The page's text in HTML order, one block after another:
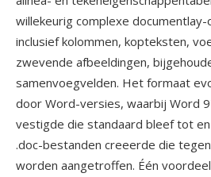
willekeurig complexe
inclusief kolommen, kopteksten,
zwevende afbeeldingen,
samenvoegvelden. Het formaat
door Word-versies, waarbij Word
vestigde die standaard bleef tot
.doc-bestanden creeerde die
worden aangetroffen. Één